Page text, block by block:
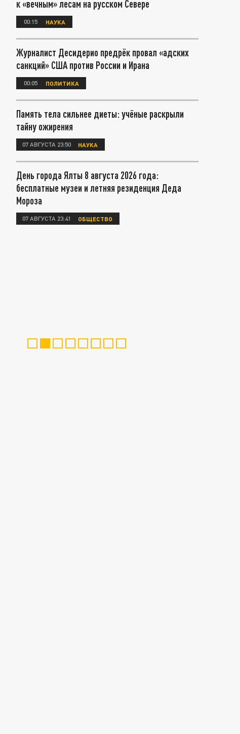
к «вечным» лесам на русском Севере
00:15 НАУКА
Журналист Десидерио предрёк провал «адских
санкций» США против России и Ирана
00:05 ПОЛИТИКА
Память тела сильнее диеты: учёные раскрыли
тайну ожирения
07 АВГУСТА 23:50 НАУКА
День города Ялты 8 августа 2026 года:
бесплатные музеи и летняя резиденция Деда
Мороза
07 АВГУСТА 23:41 ОБЩЕСТВО